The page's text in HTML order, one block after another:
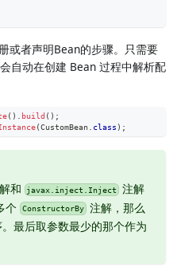
或者声明Bean的步骤。只需要
自动在创建 Bean 过程中解析配
( ) build ( ) ;
(CustomBean. class ) ;
和 javax.inject.Inject
注解
个 ConstructorBy 注解，那么
最后取参数最少的那个作为